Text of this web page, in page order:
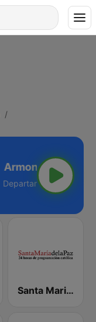
Santa Maria de la Paz 1560 AM